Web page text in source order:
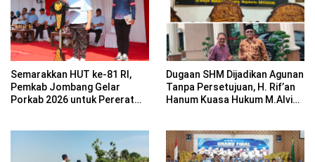
Semarakkan HUT ke-81 RI,
Pemkab Jombang Gelar
Porkab 2026 untuk Pererat
Dugaan SHM Dijadikan Agunan
Tanpa Persetujuan, H. Rif’an
Hanum Kuasa Hukum M.Alvin